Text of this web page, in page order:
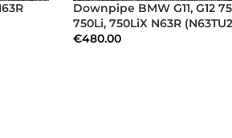
Downpipe BMW G11, G12
750Li, 750LiX N63R
€480.00